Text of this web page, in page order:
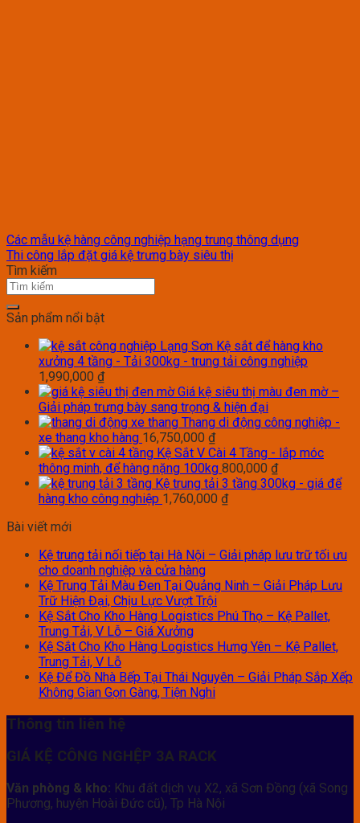
Các mẫu kệ hàng công nghiệp hạng trung thông dụng
Thi công lắp đặt giá kệ trưng bày siêu thị
Tìm kiếm
Sản phẩm nổi bật
Kệ sắt để hàng kho
xưởng 4 tầng - Tải 300kg - trung tải công nghiệp
1,990,000 ₫
Giá kệ siêu thị màu đen mờ –
Giải pháp trưng bày sang trọng & hiện đại
Thang di động công nghiệp -
xe thang kho hàng 16,750,000 ₫
Kệ Sắt V Cài 4 Tầng - lắp móc
thông minh, để hàng nặng 100kg 800,000 ₫
Kệ trung tải 3 tầng 300kg - giá để
hàng kho công nghiệp 1,760,000 ₫
Bài viết mới
Kệ trung tải nối tiếp tại Hà Nội – Giải pháp lưu trữ tối ưu
cho doanh nghiệp và cửa hàng
Kệ Trung Tải Màu Đen Tại Quảng Ninh – Giải Pháp Lưu
Trữ Hiện Đại, Chịu Lực Vượt Trội
Kệ Sắt Cho Kho Hàng Logistics Phú Thọ – Kệ Pallet,
Trung Tải, V Lỗ – Giá Xưởng
Kệ Sắt Cho Kho Hàng Logistics Hưng Yên – Kệ Pallet,
Trung Tải, V Lỗ
Kệ Để Đồ Nhà Bếp Tại Thái Nguyên – Giải Pháp Sắp Xếp
Không Gian Gọn Gàng, Tiện Nghi
Thông tin liên hệ
GIÁ KỆ CÔNG NGHỆP 3A RACK
Văn phòng & kho: Khu đất dịch vụ X2, xã Sơn Đồng (xã Song
Phương, huyện Hoài Đức cũ), Tp Hà Nội